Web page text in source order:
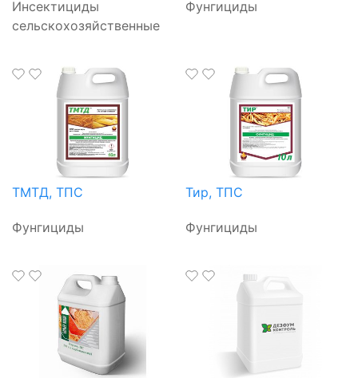
Инсектициды
сельскохозяйственные
Фунгициды
ТМТД, ТПС
Фунгициды
Тир, ТПС
Фунгициды